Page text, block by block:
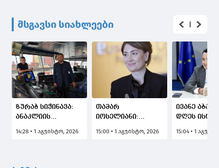
მსგავსი სიახლეები
ზურაბ სიჭინავა:
ანაკლიის
პორტის
საზღვაო
14:28 • 1 აგვისტო, 2026
თამარ
იოსელიანი:
ტერიტორიულ
15:00 • 1 აგვისტო, 2026
ივანე
დღეს
15:04 • 1